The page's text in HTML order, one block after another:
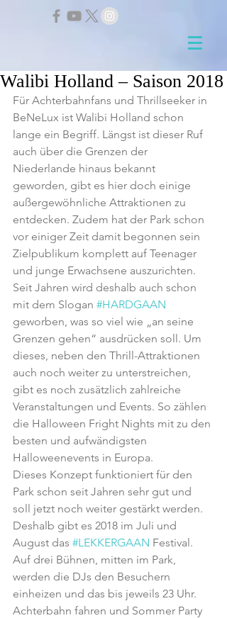
Walibi Holland – Saison 2018
Für Achterbahnfans und Thrillseeker in
BeNeLux ist Walibi Holland schon
lange ein Begriff. Längst ist dieser Ruf
auch über die Grenzen der
Niederlande hinaus bekannt
geworden, gibt es hier doch einige
außergewöhnliche Attraktionen zu
entdecken. Zudem hat der Park schon
vor einiger Zeit damit begonnen sein
Zielpublikum komplett auf Teenager
und junge Erwachsene auszurichten.
Seit Jahren wird deshalb auch schon
mit dem Slogan #HARDGAAN
geworben, was so viel wie „an seine
Grenzen gehen“ ausdrücken soll. Um
dieses, neben den Thrill-Attraktionen
auch noch weiter zu unterstreichen,
gibt es noch zusätzlich zahlreiche
Veranstaltungen und Events. So zählen
die Halloween Fright Nights mit zu den
besten und aufwändigsten
Halloweenevents in Europa.
Dieses Konzept funktioniert für den
Park schon seit Jahren sehr gut und
soll jetzt noch weiter gestärkt werden.
Deshalb gibt es 2018 im Juli und
August das #LEKKERGAAN Festival.
Auf drei Bühnen, mitten im Park,
werden die DJs den Besuchern
einheizen und das bis jeweils 23 Uhr.
Achterbahn fahren und Sommer Party